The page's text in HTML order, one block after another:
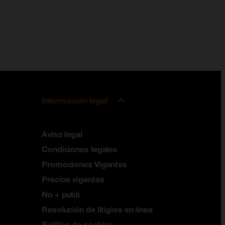
Información legal
Aviso legal
Condiciones legales
Promociones Vigentes
Precios vigentes
No + publi
Resolución de litigios en línea